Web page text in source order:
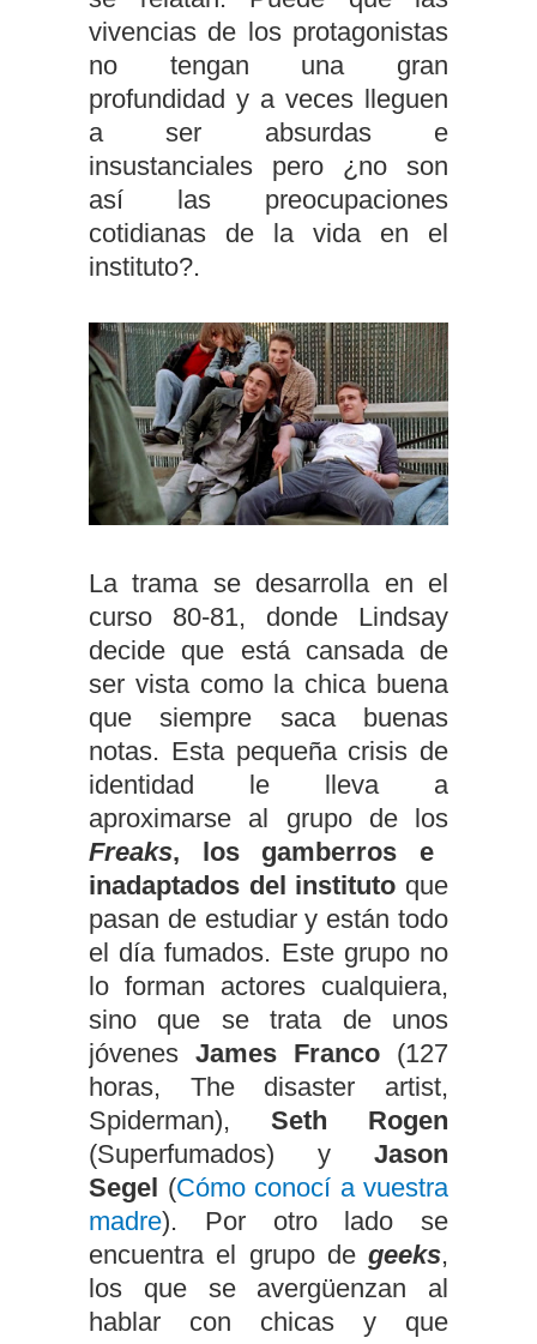
vivencias de los protagonistas
no tengan una gran
profundidad y a veces lleguen
a ser absurdas e
insustanciales pero ¿no son
así las preocupaciones
cotidianas de la vida en el
instituto?.
La trama se desarrolla en el
curso 80-81, donde Lindsay
decide que está cansada de
ser vista como la chica buena
que siempre saca buenas
notas. Esta pequeña crisis de
identidad le lleva a
aproximarse al grupo de los
Freaks, los gamberros e
inadaptados del instituto que
pasan de estudiar y están todo
el día fumados. Este grupo no
lo forman actores cualquiera,
sino que se trata de unos
jóvenes James Franco (127
horas, The disaster artist,
Spiderman), Seth Rogen
(Superfumados) y Jason
Segel (Cómo conocí a vuestra
madre). Por otro lado se
encuentra el grupo de geeks,
los que se avergüenzan al
hablar con chicas y que